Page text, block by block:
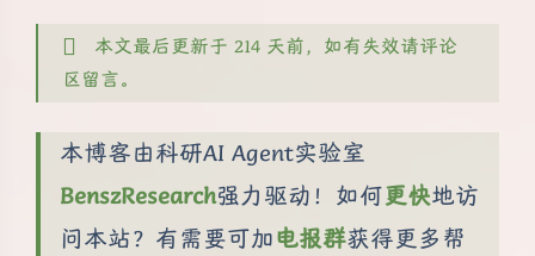
本文最后更新于 214 天前，如有失效请评论
区留言。
本博客由科研AI Agent实验室
BenszResearch强力驱动！如何更快地访
问本站？有需要可加电报群获得更多帮